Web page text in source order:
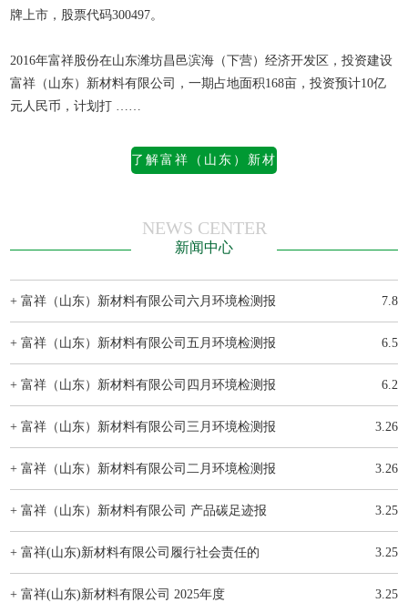
牌上市，股票代码300497。
2016年富祥股份在山东潍坊昌邑滨海（下营）经济开发区，投资建设
富祥（山东）新材料有限公司 ，一期占地面积168亩，投资预计10亿
元人民币，计划打 ……
了解富祥（山东）新材
NEWS CENTER
新闻中心
+ 富祥（山东）新材料有限公司六月环境检测报 7.8
+ 富祥（山东）新材料有限公司五月环境检测报 6.5
+ 富祥（山东）新材料有限公司四月环境检测报 6.2
+ 富祥（山东）新材料有限公司三月环境检测报 3.26
+ 富祥（山东）新材料有限公司二月环境检测报 3.26
+ 富祥（山东）新材料有限公司 产品碳足迹报 3.25
+ 富祥(山东)新材料有限公司履行社会责任的 3.25
+ 富祥(山东)新材料有限公司 2025年度 3.25